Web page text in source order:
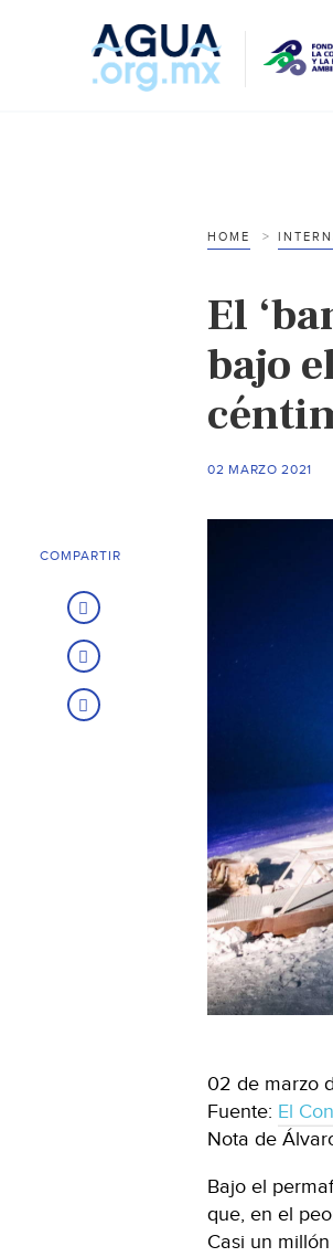
HOME
El
bajo
02 MARZO 2021
02 de marzo
Fuente: El
Nota de
Bajo el
que, en el
Casi un
COMPARTIR